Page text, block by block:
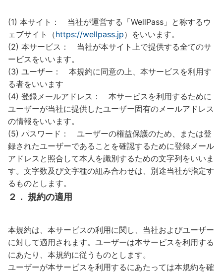
(1) 本サイト： 当社が運営する「WellPass」と称するウ
ェブサイト（https://wellpass.jp）をいいます。
(2) 本サービス： 当社が本サイト上で提供する全てのサ
ービスをいいます。
(3) ユーザー： 本規約に同意の上、本サービスを利用す
る者をいいます
(4) 登録メールアドレス： 本サービスを利用するために
ユーザーが当社に提供したユーザー固有のメールアドレス
の情報をいいます。
(5) パスワード： ユーザーの権益保護のため、または登
録されたユーザーであることを確認するために登録メール
アドレスと照合して本人を識別するための文字列をいいま
す。文字数及び文字種の組み合わせは、別途当社が指定す
るものとします。
２． 規約の適用
本規約は、本サービスの利用に関し、当社およびユーザー
に対して適用されます。ユーザーは本サービスを利用する
にあたり、本規約に従うものとします。
ユーザーが本サービスを利用するにあたっては本規約を確